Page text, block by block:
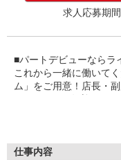
求人応募期
■パートデビューならラ
これから一緒に働いて
ム」をご用意！店長・
ンクがあっても大丈夫
■パートタイマー等級制度
仕事内容